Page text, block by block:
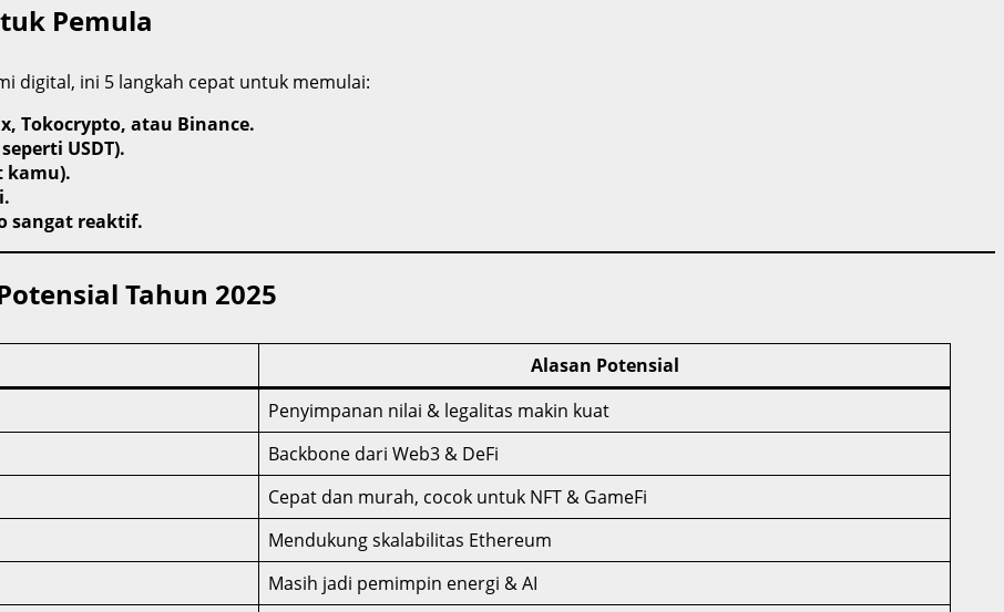
Pemula
digital, ini 5 langkah cepat untuk memulai:
Tokocrypto, atau Binance.
USDT).
kamu).
sangat reaktif.
Tahun 2025
Alasan Potensial
Penyimpanan nilai & legalitas makin kuat
Backbone dari Web3 & DeFi
Cepat dan murah, cocok untuk NFT & GameFi
Mendukung skalabilitas Ethereum
Masih jadi pemimpin energi & AI